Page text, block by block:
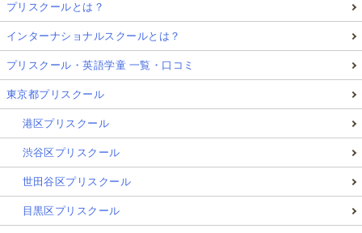
プリスクールとは？
インターナショナルスクールとは？
プリスクール・英語学童 一覧・口コミ
東京都プリスクール
港区プリスクール
渋谷区プリスクール
世田谷区プリスクール
目黒区プリスクール